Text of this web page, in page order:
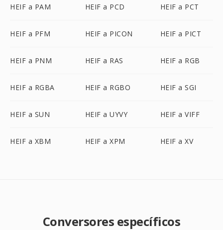
HEIF a PAM HEIF a PCD HEIF a PCT
HEIF a PFM HEIF a PICON HEIF a PICT
HEIF a PNM HEIF a RAS HEIF a RGB
HEIF a RGBA HEIF a RGBO HEIF a SGI
HEIF a SUN HEIF a UYVY HEIF a VIFF
HEIF a XBM HEIF a XPM HEIF a XV
Conversores específicos